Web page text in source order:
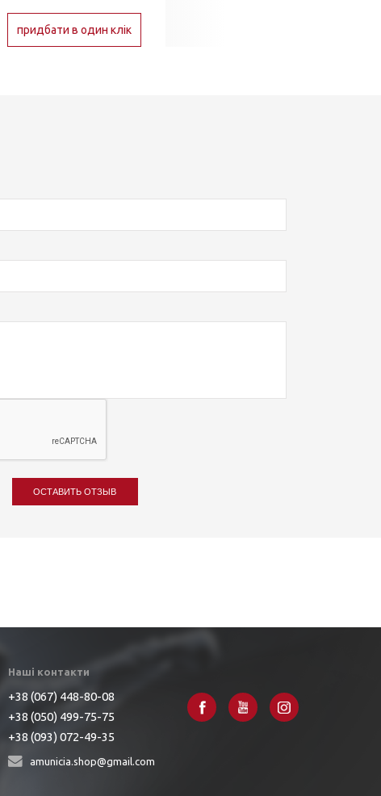
придбати в один клік
ОСТАВИТЬ ОТЗЫВ
Наші контакти
+38 (067) 448-80-08
+38 (050) 499-75-75
+38 (093) 072-49-35
amunicia.shop@gmail.com